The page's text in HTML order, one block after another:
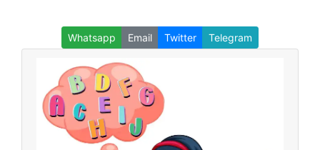
Whatsapp Email Twitter Telegram